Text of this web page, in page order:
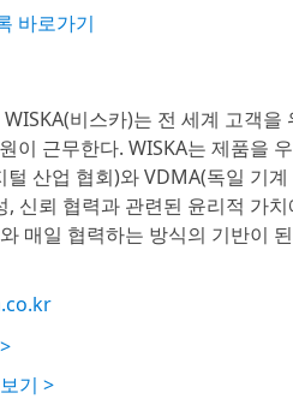
바로가기
비스카)는 전 세계 고객
이 근무한다. WISKA는 제품을
털 산업 협회)와 VDMA(독일 기
, 신뢰 협력과 관련된 윤리적 가
매일 협력하는 방식의 기반이
기 >